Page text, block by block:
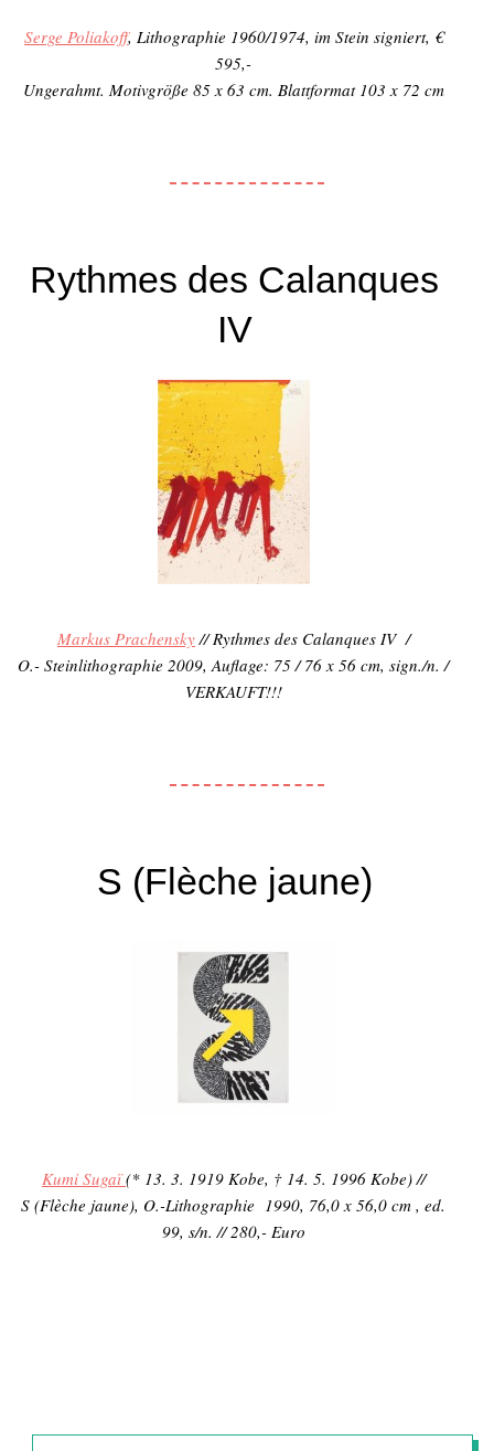
Serge Poliakoff, Lithographie 1960/1974, im Stein signiert, €
595,-
Ungerahmt. Motivgröße 85 x 63 cm. Blattformat 103 x 72 cm
Rythmes des Calanques
IV
Markus Prachensky// Rythmes des Calanques IV /
O.- Steinlithographie 2009, Auflage: 75 / 76 x 56 cm, sign./n. /
VERKAUFT!!!
S (Flèche jaune)
Kumi Sugaï(* 13. 3. 1919 Kobe, † 14. 5. 1996 Kobe) //
S (Flèche jaune), O.-Lithographie 1990, 76,0 x 56,0 cm , ed.
99, s/n. // 280,- Euro